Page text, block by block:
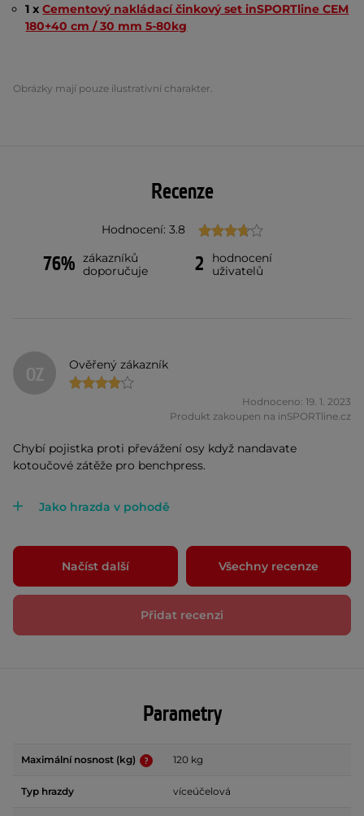
1 xCementový nakládací činkový set inSPORTline CEM
180+40 cm / 30 mm 5-80kg
Obrázky mají pouze ilustrativní charakter.
Recenze
Hodnocení: 3.8
76% zákazníků
doporučuje
2
hodnocení
uživatelů
OZ Ověřený zákazník
Hodnoceno: 19. 1. 2023
Produkt zakoupen na inSPORTline.cz
Chybí pojistka proti převážení osy když nandavate
kotoučové zátěže pro benchpress.
Jako hrazda v pohodě
Načíst další Všechny recenze
Přidat recenzi
Parametry
Maximální nosnost (kg) 120 kg
Typ hrazdy víceúčelová